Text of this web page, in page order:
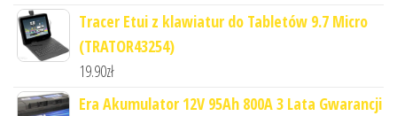
Tracer Etui z klawiatur do Tabletów 9.7 Micro
(TRATOR43254)
19.90zł
Era Akumulator 12V 95Ah 800A 3 Lata Gwarancji